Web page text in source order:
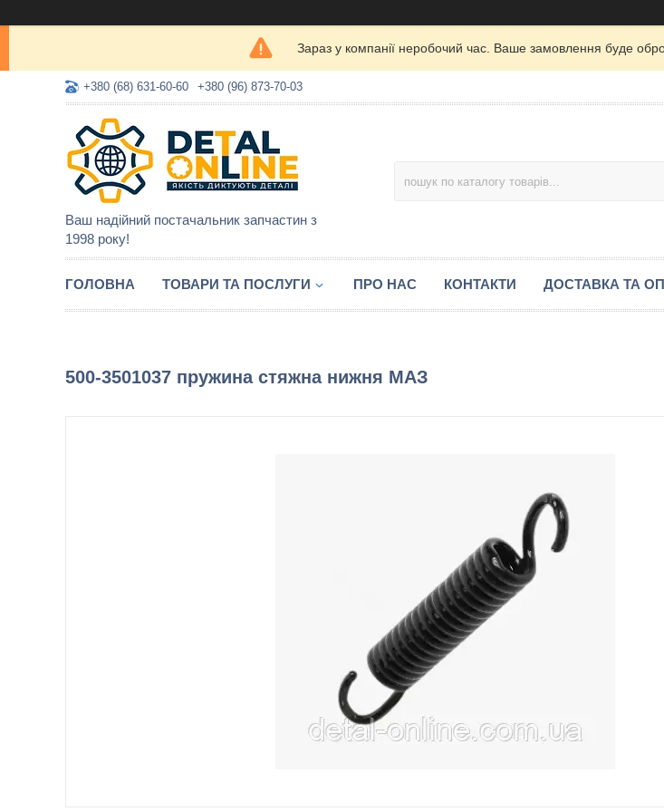
Зараз у компанії неробочий час. Ваше замовлення буде
+380 (68) 631-60-60 +380 (96) 873-70-03
Ваш надійний постачальник запчастин з
1998 року!
ГОЛОВНА ТОВАРИ ТА ПОСЛУГИ ПРО НАС КОНТАКТИ ДОСТАВКА ТА
500-3501037 пружина стяжна нижня МАЗ